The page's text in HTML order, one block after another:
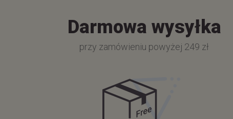
Darmowa wysyłka
przy zamówieniu powyżej 249 zł